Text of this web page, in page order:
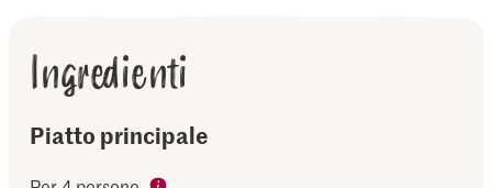
Ingredienti
Piatto principale